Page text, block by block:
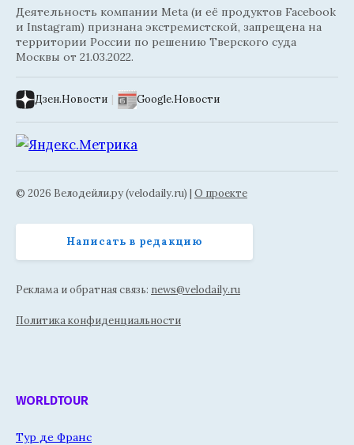
Деятельность компании Meta (и её продуктов Facebook
и Instagram) признана экстремистской, запрещена на
территории России по решению Тверского суда
Москвы от 21.03.2022.
Дзен.Новости | Google.Новости
© 2026 Велодейли.ру (velodaily.ru) | О проекте
Написать в редакцию
Реклама и обратная связь: news@velodaily.ru
Политика конфиденциальности
WORLDTOUR
Тур де Франс